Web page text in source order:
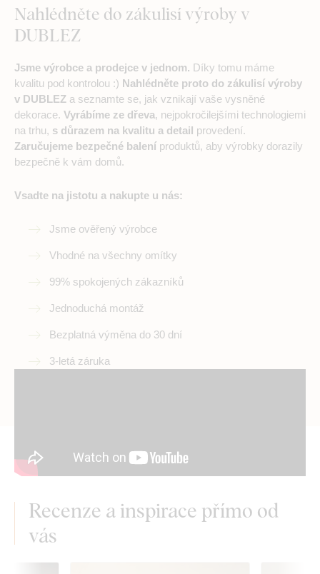
Nahlédněte do zákulisí výroby v
DUBLEZ
Jsme výrobce a prodejce v jednom. Díky tomu máme
kvalitu pod kontrolou :) Nahlédněte proto do zákulisí výroby
v DUBLEZ a seznamte se, jak vznikají vaše vysněné
dekorace. Vyrábíme ze dřeva, nejpokročilejšími technologiemi
na trhu, s důrazem na kvalitu a detail provedení.
Zaručujeme bezpečné balení produktů, aby výrobky dorazily
bezpečně k vám domů.
Vsadte na jistotu a nakupte u nás:
Jsme ověřený výrobce
Vhodné na všechny omítky
99% spokojených zákazníků
Jednoduchá montáž
Bezplatná výměna do 30 dní
3-letá záruka
Recenze a inspirace přímo od
vás